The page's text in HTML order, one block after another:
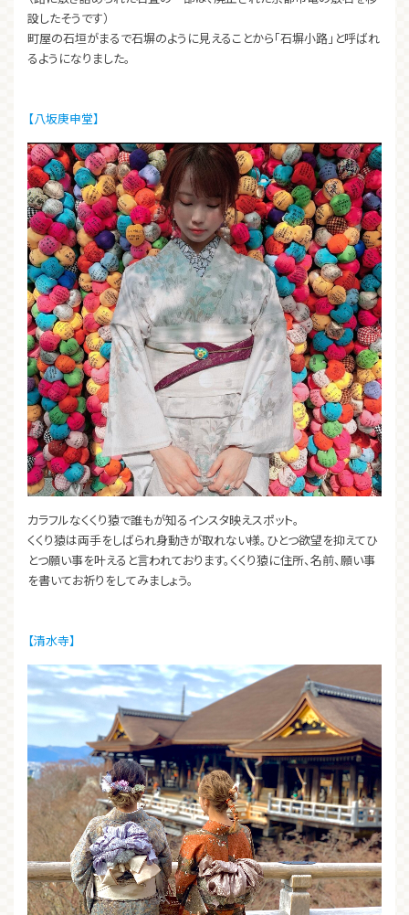
設したそうです）
町屋の石垣がまるで石塀のように見えることから「石塀小路」と呼ばれ
るようになりました。
【八坂庚申堂】
カラフルなくくり猿で誰もが知るインスタ映えスポット。
くくり猿は両手をしばられ身動きが取れない様。ひとつ欲望を抑えてひ
とつ願い事を叶えると言われております。くくり猿に住所、名前、願い事
を書いてお祈りをしてみましょう。
【清水寺】